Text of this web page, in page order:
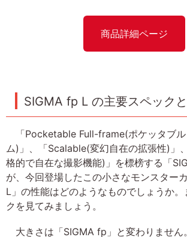
商品詳細ページ
SIGMA fp L の主要スペック
「Pocketable Full-frame(ポケッタブル
ム)」、「Scalable(変幻自在の拡張性)」
格的で自在な撮影機能)」を標榜する「
が、今回登場したこの小さなモンスター
L」の性能はどのようなものでしょうか
クを見てみましょう。
大きさは「SIGMA fp」と変わりません